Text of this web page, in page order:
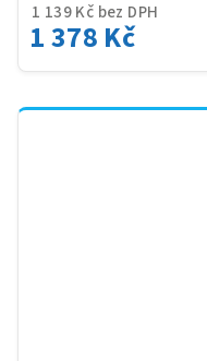
1 139 Kč bez DPH
1 378 Kč